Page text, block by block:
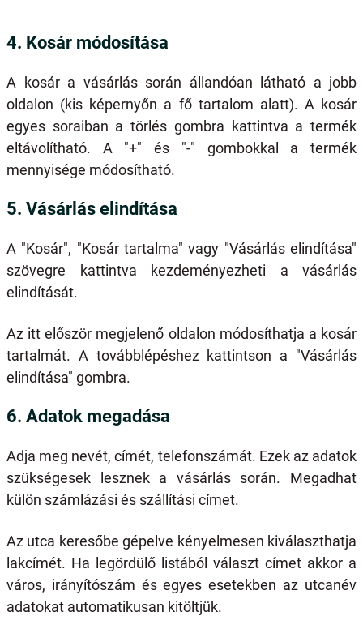
4. Kosár módosítása
A kosár a vásárlás során állandóan látható a jobb
oldalon (kis képernyőn a fő tartalom alatt). A kosár
egyes soraiban a törlés gombra kattintva a termék
eltávolítható. A "+" és "-" gombokkal a termék
mennyisége módosítható.
5. Vásárlás elindítása
A "Kosár", "Kosár tartalma" vagy "Vásárlás elindítása"
szövegre kattintva kezdeményezheti a vásárlás
elindítását.
Az itt először megjelenő oldalon módosíthatja a kosár
tartalmát. A továbblépéshez kattintson a "Vásárlás
elindítása" gombra.
6. Adatok megadása
Adja meg nevét, címét, telefonszámát. Ezek az adatok
szükségesek lesznek a vásárlás során. Megadhat
külön számlázási és szállítási címet.
Az utca keresőbe gépelve kényelmesen kiválaszthatja
lakcímét. Ha legördülő listából választ címet akkor a
város, irányítószám és egyes esetekben az utcanév
adatokat automatikusan kitöltjük.